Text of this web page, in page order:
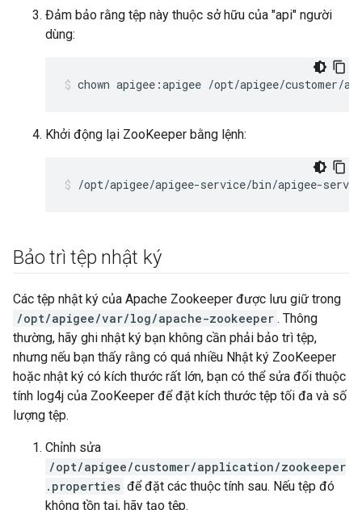
Đảm bảo rằng tệp này thuộc sở hữu của "api" người
dùng:
chown apigee:apigee /opt/apigee/customer/
Khởi động lại ZooKeeper bằng lệnh:
/opt/apigee/apigee-service/bin/apigee-
Bảo trì tệp nhật ký
Các tệp nhật ký của Apache Zookeeper được lưu giữ trong
/opt/apigee/var/log/apache-zookeeper . Thông
thường, hãy ghi nhật ký bạn không cần phải bảo trì tệp,
nhưng nếu bạn thấy rằng có quá nhiều Nhật ký ZooKeeper
hoặc nhật ký có kích thước rất lớn, bạn có thể sửa đổi thuộc
tính log4j của ZooKeeper để đặt kích thước tệp tối đa và số
lượng tệp.
Chỉnh sửa
/opt/apigee/customer/application/zookeeper
.properties để đặt các thuộc tính sau. Nếu tệp đó
không tồn tại, hãy tạo tệp.